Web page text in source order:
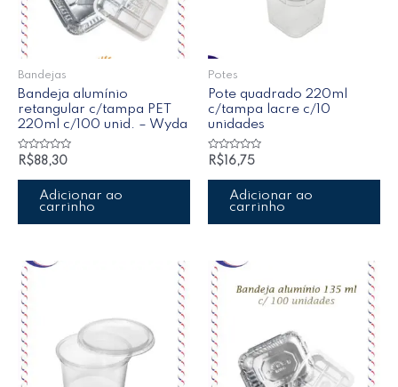
Bandejas
Bandeja alumínio
retangular c/tampa PET
220ml c/100 unid. – Wyda
Avaliação
de
R$88,30
Adicionar ao
carrinho
Potes
Pote quadrado 220ml
c/tampa lacre c/10
unidades
Avaliação
de
R$ 16,75
Adicionar ao
carrinho